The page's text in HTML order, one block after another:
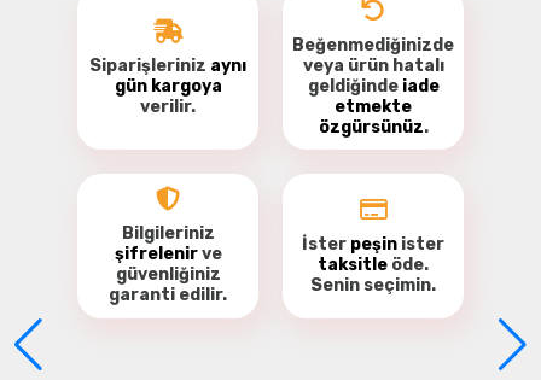
Yorum Yaz
Siparişleriniz aynı
gün kargoya
verilir.
Beğenmediğinizde
veya ürün hatalı
geldiğinde iade
etmekte
özgürsünüz.
Bilgileriniz
şifrelenirve
güvenliğiniz
garanti edilir.
İster peşin ister
taksitle öde.
Senin seçimin.